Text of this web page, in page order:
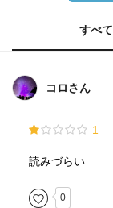
すべて
コロさん
1
読みづらい
0